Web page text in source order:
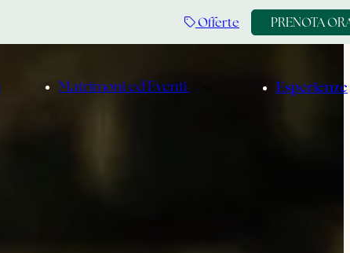
Offerte PRENOTA
Matrimoni ed Eventi Esperienze